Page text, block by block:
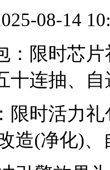
08-14
：限时芯
十连抽、
限时活力
造(净化)